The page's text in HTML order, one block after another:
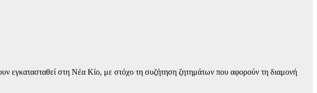
στη Νέα Κίο, με στόχο τη συζήτηση ζητημάτων που αφορούν τη διαμονή